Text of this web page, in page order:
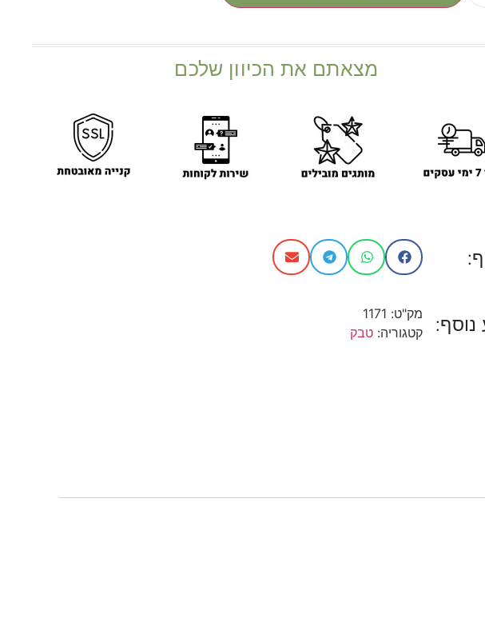
מצאתם את הכיוון שלכם
נוסף:
מק"ט: 1171
קטגוריה: טבק